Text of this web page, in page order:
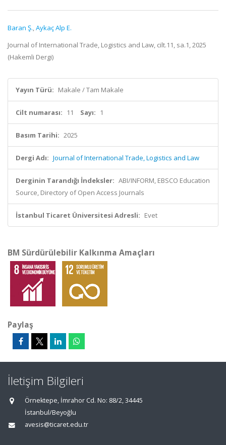
Baran Ş.,Aykaç Alp E.
Journal of International Trade, Logistics and Law, cilt.11, sa.1, 2025
(Hakemli Dergi)
Yayın Türü: Makale / Tam Makale
Cilt numarası: 11 Sayı: 1
Basım Tarihi: 2025
Dergi Adı: Journal of International Trade, Logistics and Law
Derginin Tarandığı İndeksler: ABI/INFORM, EBSCO Education
Source, Directory of Open Access Journals
İstanbul Ticaret Üniversitesi Adresli: Evet
BM Sürdürülebilir Kalkınma Amaçları
Paylaş
İletişim Bilgileri
Örnektepe, İmrahor Cd. No: 88/2, 34445
İstanbul/Beyoğlu
avesis@ticaret.edu.tr